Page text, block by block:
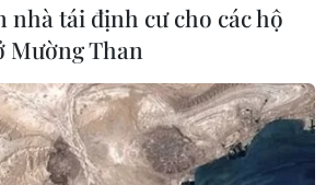
MỤC
hơn 500 tỷ
nhà tái định cư cho các hộ
Mường Than